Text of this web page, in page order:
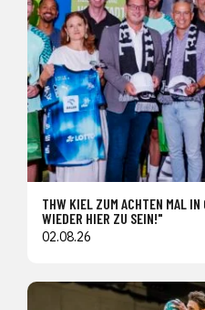
THW KIEL ZUM ACHTEN MAL
WIEDER HIER ZU SEIN!"
02.08.26